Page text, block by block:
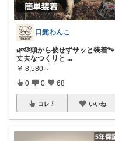
口髭わんこ
🌿🐶頭から被せずサッと装着🐾
丈夫なつくりと ...
￥ 8,580～
0 0 68
コレ いいね